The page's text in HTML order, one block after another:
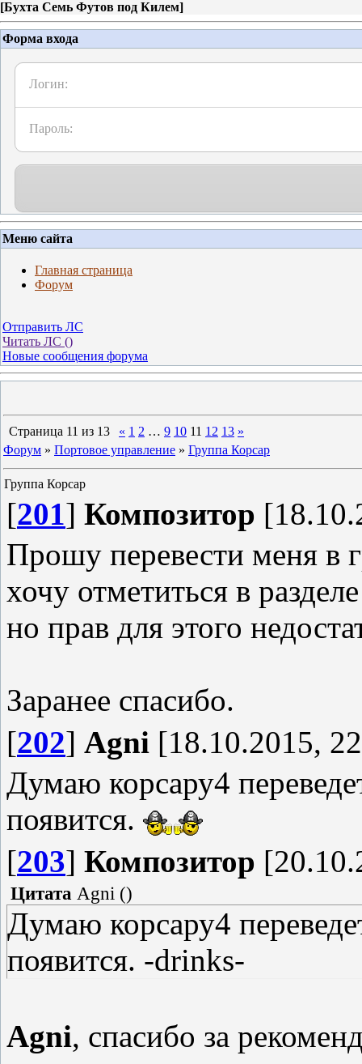
[Бухта Семь Футов под Килем]
Форма входа
Логин:
Пароль:
Меню сайта
Главная страница
Форум
Отправить ЛС
Читать ЛС ()
Новые сообщения форума
Страница 11 из 13 « 1 2 … 9 10 11 12 13 »
Форум » Портовое управление » Группа Корсар
Группа Корсар
[201] Композитор
Прошу перевести меня в
хочу отметиться в
но прав для этого
Заранее спасибо.
[202] Agni [18.10.2015,
Думаю корсару4
появится.
[203] Композитор
Цитата Agni ()
Думаю корсару4
появится. -drinks-
Agni, спасибо за